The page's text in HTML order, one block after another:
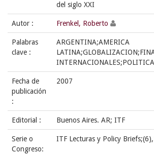
del siglo XXI
Autor : Frenkel, Roberto
Palabras
clave :
ARGENTINA;AMERICA
Fecha de
publicación
:
2007
Editorial : Buenos Aires. AR; ITF
Serie o
Congreso:
ITF Lecturas y Policy